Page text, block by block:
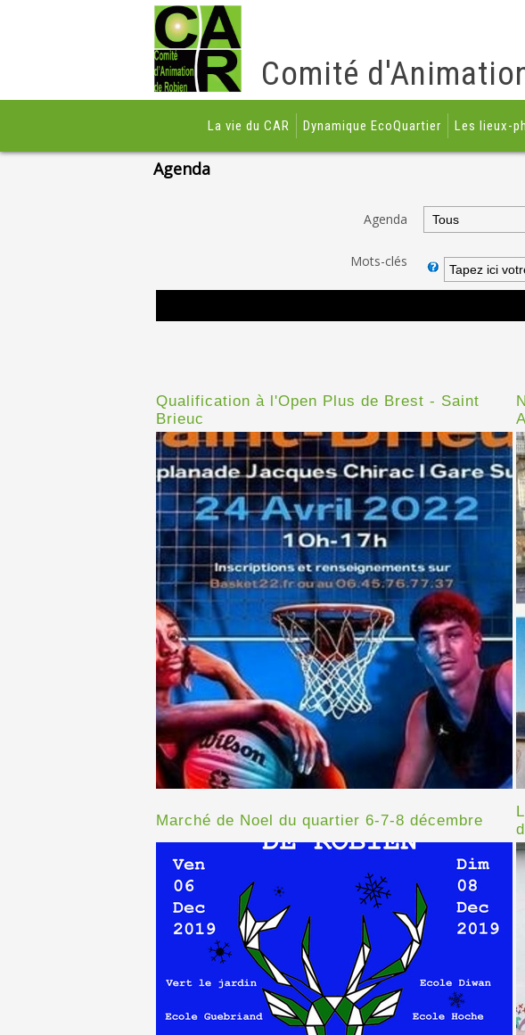
Comité
La vie du CAR Dynamique EcoQuartier Les lieux-
Agenda
Agenda
Mots-clés
Qualification à l'Open Plus de Brest - Saint
Brieuc
Marché de Noel du quartier 6-7-8 décembre